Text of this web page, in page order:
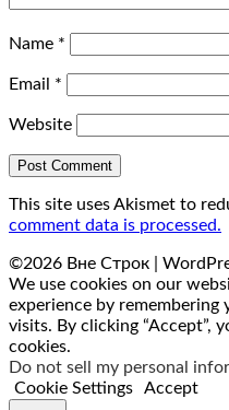
Name *
Email *
Website
This site uses Akismet to
comment data is processed.
©2026 Вне Строк |
We use cookies on our
experience by remembering
visits. By clicking “Accept”,
cookies.
Do not sell my personal
Cookie Settings
Accept